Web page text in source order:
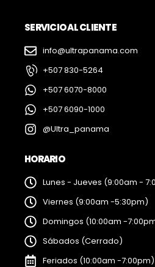
SERVICIO AL CLIENTE
info@ultrapanama.com
+507 830-5264
+507 6070-8000
+507 6090-1000
@Ultra_panama
HORARIO
Lunes - Jueves (9:00am -
Viernes (9:00am -5:30pm)
Domingos (10:00am -
Sábados (Cerrado)
Feriados (10:00am -7:00pm)